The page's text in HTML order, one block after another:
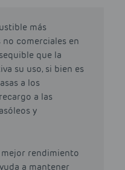
más
comerciales en
que la
su uso, si bien es
a los
a las
y
rendimiento
a mantener